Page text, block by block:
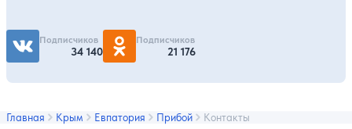
Подписчиков
34 140
Подписчиков
21 176
Главная Крым Евпатория Прибой Контакты